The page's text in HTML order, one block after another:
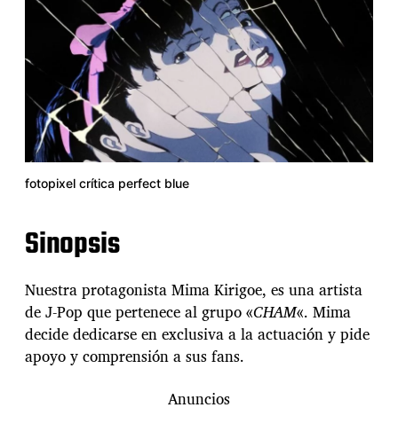
fotopixel crítica perfect blue
Sinopsis
Nuestra protagonista Mima Kirigoe, es una artista
de J-Pop que pertenece al grupo «CHAM«. Mima
decide dedicarse en exclusiva a la actuación y pide
apoyo y comprensión a sus fans.
Anuncios